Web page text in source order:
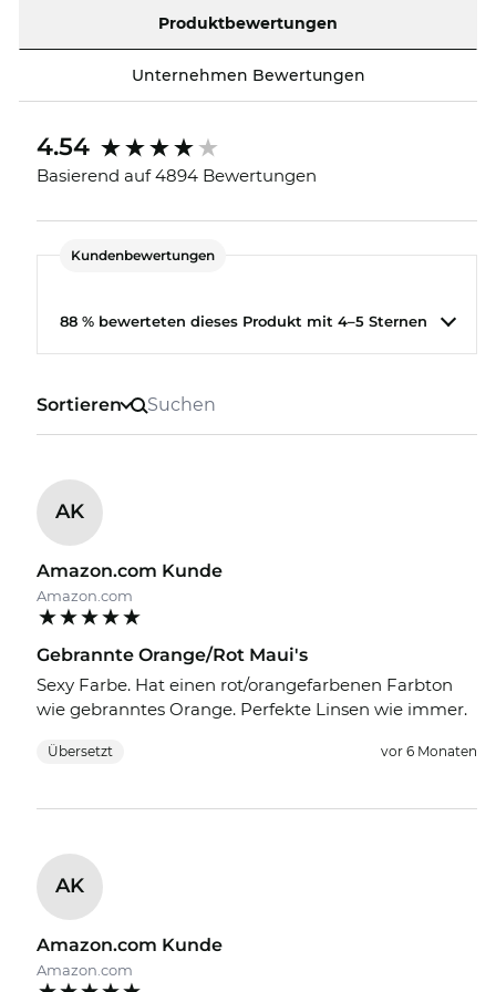
bekommst Du dieses Top-Modell zum unglaublich
günstigen Preis. Was bei anderen Onlineshops ein
Sale ist, ist bei uns einfach „all-day-everyday“-
Sparen.
Produktbewertungen
Unternehmen Bewertungen
4.54
Basierend auf 4894 Bewertungen
Kundenbewertungen
88 % bewerteten dieses Produkt mit 4–5 Sternen
Sortieren
AK
Amazon.com Kunde
Amazon.com
Gebrannte Orange/Rot Maui's
Sexy Farbe. Hat einen rot/orangefarbenen Farbton
wie gebranntes Orange. Perfekte Linsen wie immer.
Übersetzt vor 6 Monaten
AK
Amazon.com Kunde
Amazon.com